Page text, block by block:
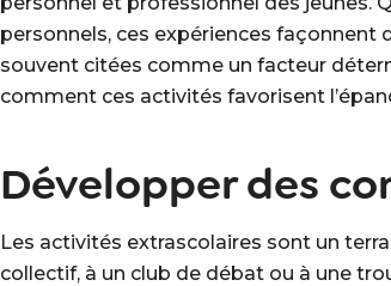
personnels, ces expériences façonnent
souvent citées comme un facteur
comment ces activités favorisent
Développer des
Les activités extrascolaires sont un
collectif, à un club de débat ou à une